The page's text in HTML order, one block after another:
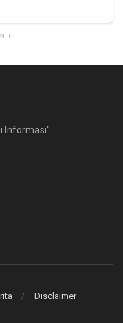
Informasi"
Disclaimer